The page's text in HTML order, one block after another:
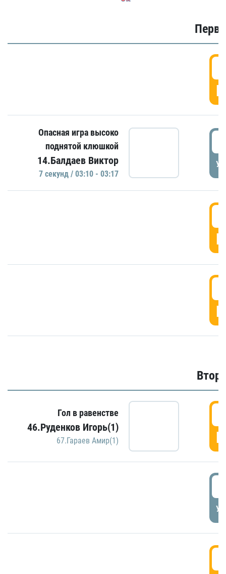
Опасная игра высоко
поднятой клюшкой
14.Балдаев Виктор
7 секунд / 03:10 - 03:17
Гол в равенстве
46.Руденков Игорь(1)
67.Гараев Амир(1)